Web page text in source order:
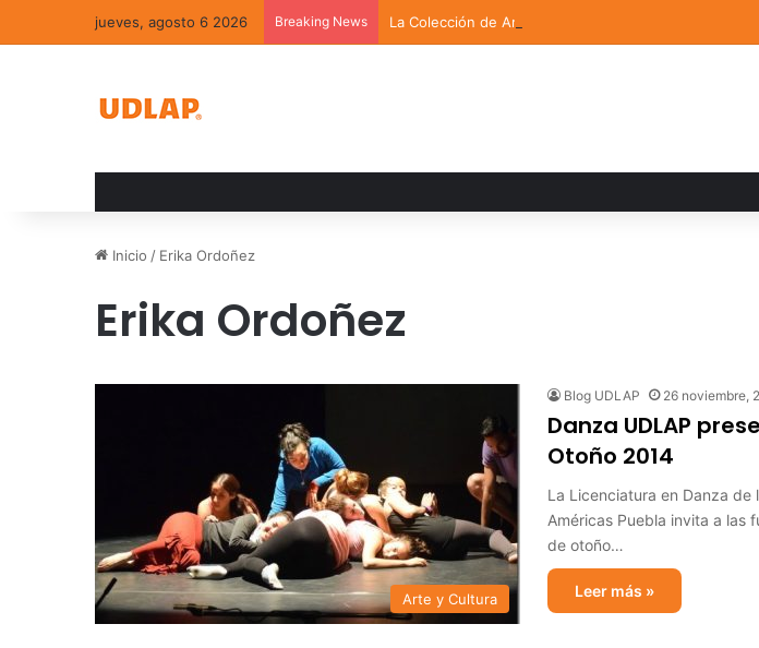
jueves, agosto 6 2026 Breaking News La Colección de Arte UDLAP fortalece su acervo con
Inicio / Erika Ordoñez
Erika Ordoñez
Arte y Cultura
Blog UDLAP 26 noviembre,
Danza UDLAP
Otoño 2014
La Licenciatura en Danza de
Américas Puebla invita a las
de otoño…
Leer más »